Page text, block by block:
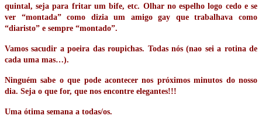
quintal, seja para fritar um bife, etc. Olhar no espelho logo cedo e se
ver “montada” como dizia um amigo gay que trabalhava como
“diaristo” e sempre “montado”.
Vamos sacudir a poeira das roupichas. Todas nós (nao sei a rotina de
cada uma mas…).
Ninguém sabe o que pode acontecer nos próximos minutos do nosso
dia. Seja o que for, que nos encontre elegantes!!!
Uma ótima semana a todas/os.